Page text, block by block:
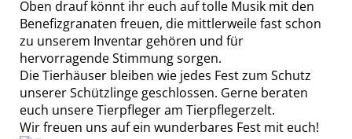
Oben drauf könnt ihr euch auf tolle Musik mit den
Benefizgranaten freuen, die mittlerweile fast schon
zu unserem Inventar gehören und für
hervorragende Stimmung sorgen.
Die Tierhäuser bleiben wie jedes Fest zum Schutz
unserer Schützlinge geschlossen. Gerne beraten
euch unsere Tierpfleger am Tierpflegerzelt.
Wir freuen uns auf ein wunderbares Fest mit euch!